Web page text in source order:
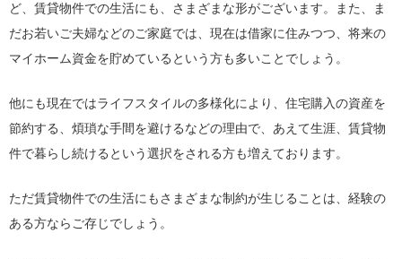
ど、賃貸物件での生活にも、さまざまな形がございます。また、ま
だお若いご夫婦などのご家庭では、現在は借家に住みつつ、将来の
マイホーム資金を貯めているという方も多いことでしょう。
他にも現在ではライフスタイルの多様化により、住宅購入の資産を
節約する、煩瑣な手間を避けるなどの理由で、あえて生涯、賃貸物
件で暮らし続けるという選択をされる方も増えております。
ただ賃貸物件での生活にもさまざまな制約が生じることは、経験の
ある方ならご存じでしょう。